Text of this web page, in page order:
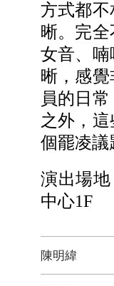
方式都
晰。完
女音、
晰，感
員的日
之外，
個罷凌議
演出場
中心1F
陳明緯